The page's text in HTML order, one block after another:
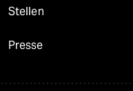
Stellen
Presse